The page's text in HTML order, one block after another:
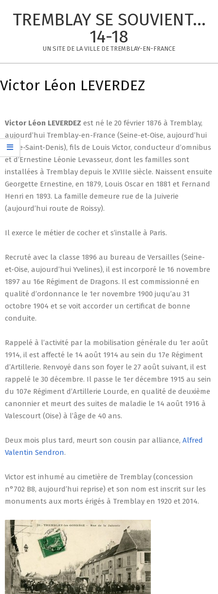
TREMBLAY SE SOUVIENT...
14-18
UN SITE DE LA VILLE DE TREMBLAY-EN-FRANCE
Navigation
Menu
Victor Léon LEVERDEZ
Victor Léon LEVERDEZ est né le 20 février 1876 à Tremblay,
aujourd’hui Tremblay-en-France (Seine-et-Oise, aujourd’hui
Seine-Saint-Denis), fils de Louis Victor, conducteur d’omnibus
et d’Ernestine Léonie Levasseur, dont les familles sont
installées à Tremblay depuis le XVIIIe siècle. Naissent ensuite
Georgette Ernestine, en 1879, Louis Oscar en 1881 et Fernand
Henri en 1893. La famille demeure rue de la Juiverie
(aujourd’hui route de Roissy).
Il exerce le métier de cocher et s’installe à Paris.
Recruté avec la classe 1896 au bureau de Versailles (Seine-
et-Oise, aujourd’hui Yvelines), il est incorporé le 16 novembre
1897 au 16e Régiment de Dragons. Il est commissionné en
qualité d’ordonnance le 1er novembre 1900 juqu’au 31
octobre 1904 et se voit accorder un certificat de bonne
conduite.
Rappelé à l’activité par la mobilisation générale du 1er août
1914, il est affecté le 14 août 1914 au sein du 17e Régiment
d’Artillerie. Renvoyé dans son foyer le 27 août suivant, il est
rappelé le 30 décembre. Il passe le 1er décembre 1915 au sein
du 107e Régiment d’Artillerie Lourde, en qualité de deuxième
canonnier et meurt des suites de maladie le 14 août 1916 à
Valescourt (Oise) à l’âge de 40 ans.
Deux mois plus tard, meurt son cousin par alliance, Alfred
Valentin Sendron.
Victor est inhumé au cimetière de Tremblay (concession
n°702 B8, aujourd’hui reprise) et son nom est inscrit sur les
monuments aux morts érigés à Tremblay en 1920 et 2014.